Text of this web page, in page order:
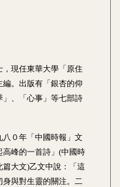
現任東華大學「原住
。出版有「銀杏的仰
、「心事」等七部詩
０年「中國時報」文
峰的一首詩」(中國時
大文)乙文中說：「這
與對生靈的關注。二